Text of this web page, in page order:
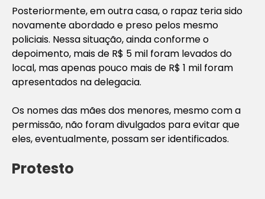
Posteriormente, em outra casa, o rapaz teria sido
novamente abordado e preso pelos mesmo
policiais. Nessa situação, ainda conforme o
depoimento, mais de R$ 5 mil foram levados do
local, mas apenas pouco mais de R$ 1 mil foram
apresentados na delegacia.
Os nomes das mães dos menores, mesmo com a
permissão, não foram divulgados para evitar que
eles, eventualmente, possam ser identificados.
Protesto